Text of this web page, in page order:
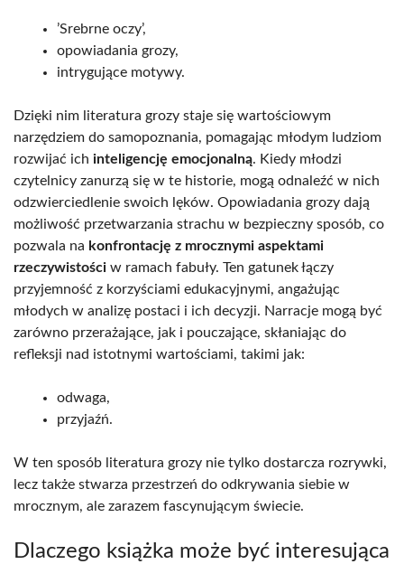
’Srebrne oczy’,
opowiadania grozy,
intrygujące motywy.
Dzięki nim literatura grozy staje się wartościowym
narzędziem do samopoznania, pomagając młodym ludziom
rozwijać ich inteligencję emocjonalną. Kiedy młodzi
czytelnicy zanurzą się w te historie, mogą odnaleźć w nich
odzwierciedlenie swoich lęków. Opowiadania grozy dają
możliwość przetwarzania strachu w bezpieczny sposób, co
pozwala na konfrontację z mrocznymi aspektami
rzeczywistości w ramach fabuły. Ten gatunek łączy
przyjemność z korzyściami edukacyjnymi, angażując
młodych w analizę postaci i ich decyzji. Narracje mogą być
zarówno przerażające, jak i pouczające, skłaniając do
refleksji nad istotnymi wartościami, takimi jak:
odwaga,
przyjaźń.
W ten sposób literatura grozy nie tylko dostarcza rozrywki,
lecz także stwarza przestrzeń do odkrywania siebie w
mrocznym, ale zarazem fascynującym świecie.
Dlaczego książka może być interesująca